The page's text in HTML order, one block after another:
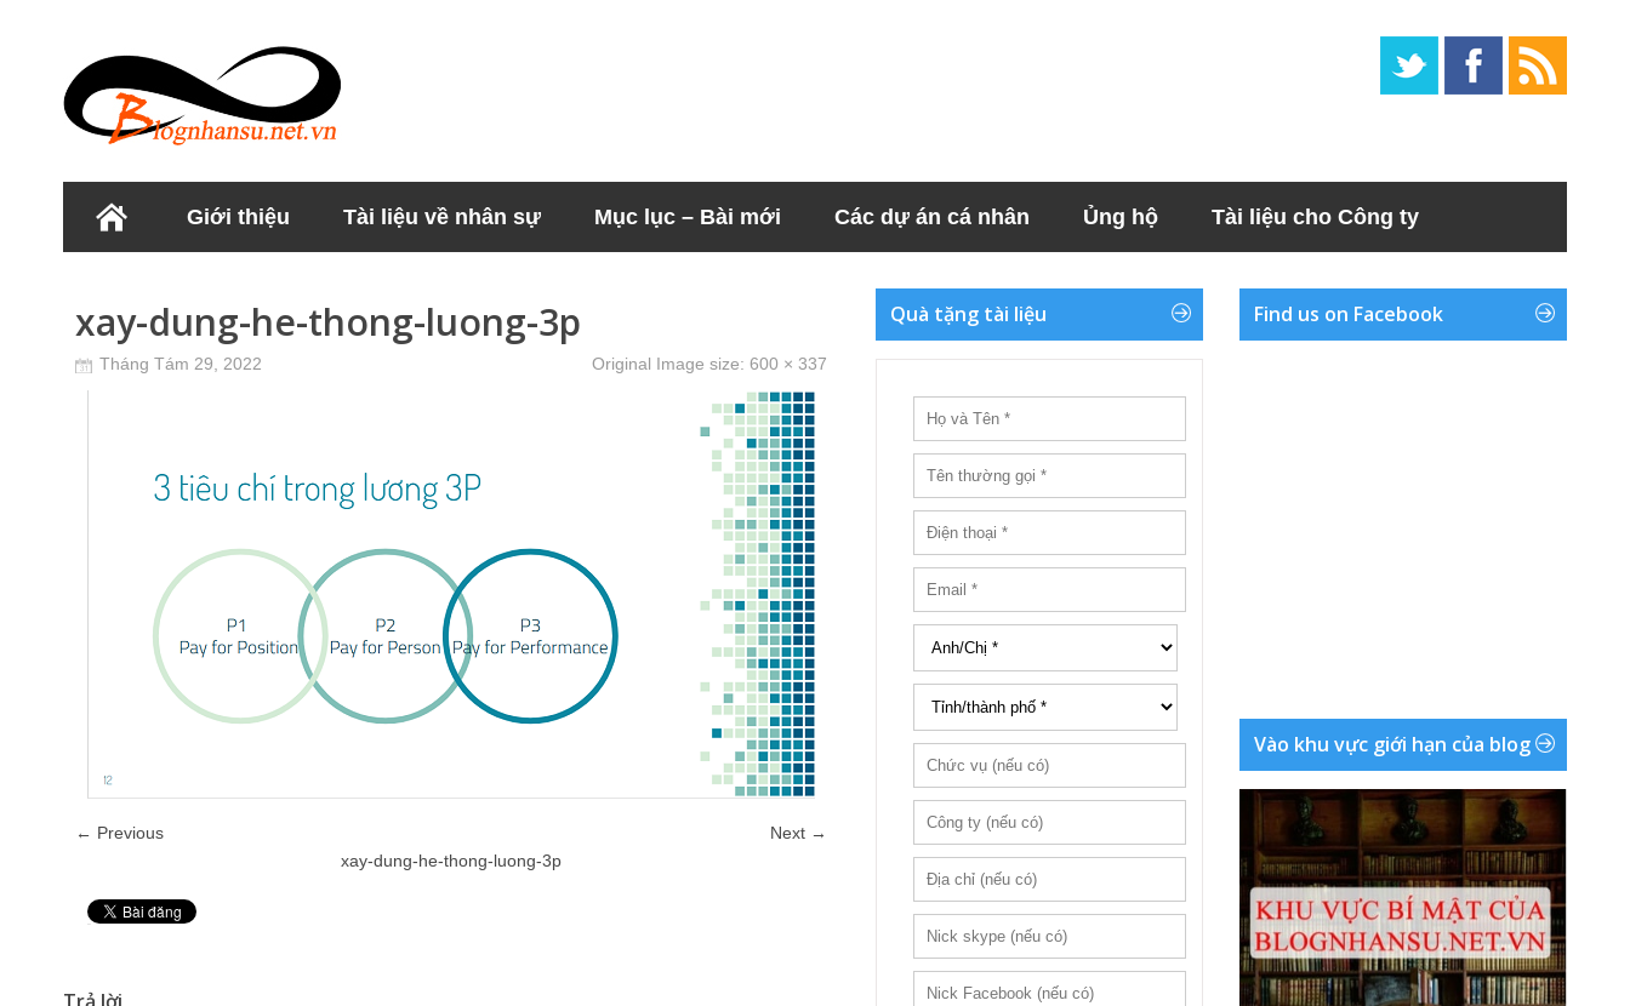
Giới thiệu Tài liệu về nhân sự Mục lục – Bài mới Các dự án cá nhân Ủng hộ Tài liệu cho Công ty
xay-dung-he-thong-luong-3p
Tháng Tám 29, 2022 Original Image size: 600 × 337
← Previous
Next →
xay-dung-he-thong-luong-3p
Quà tặng tài liệu Find us on Facebook
Vào khu vực giới hạn của blog